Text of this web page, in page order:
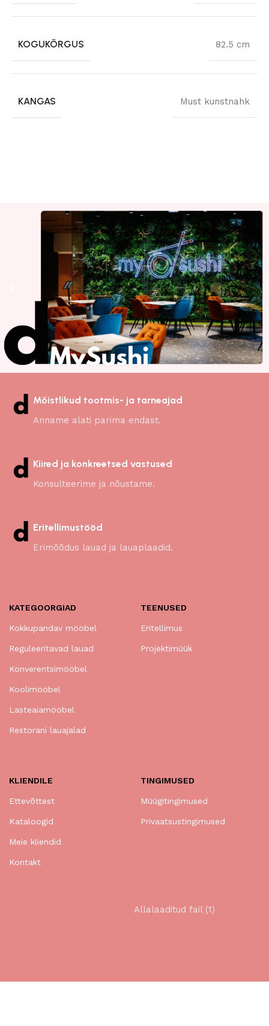
KOGUKÕRGUS 82.5 cm
KANGAS Must kunstnahk
Mõistlikud tootmis- ja tarneajad
Anname alati parima endast.
Kiired ja konkreetsed vastused
Konsulteerime ja nõustame.
Eritellimustööd
Erimõõdus lauad ja lauaplaadid.
KATEGOORGIAD
Kokkupandav mööbel
Reguleeritavad lauad
Konverentsimööbel
Koolimööbel
Lasteaiamööbel
Restorani lauajalad
TEENUSED
Eritellimus
Projektimüük
KLIENDILE
Ettevõttest
Kataloogid
Meie kliendid
Kontakt
TINGIMUSED
Müügitingimused
Privaatsustingimused
Allalaaditud fail (1)